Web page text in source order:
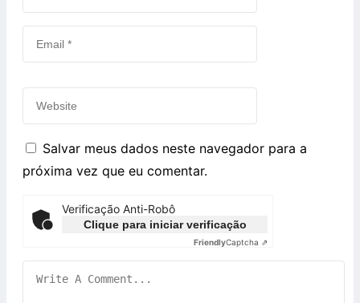
Salvar meus dados neste navegador para a
próxima vez que eu comentar.
Verificação Anti-Robô
Clique para iniciar verificação
FriendlyCaptcha ⇗